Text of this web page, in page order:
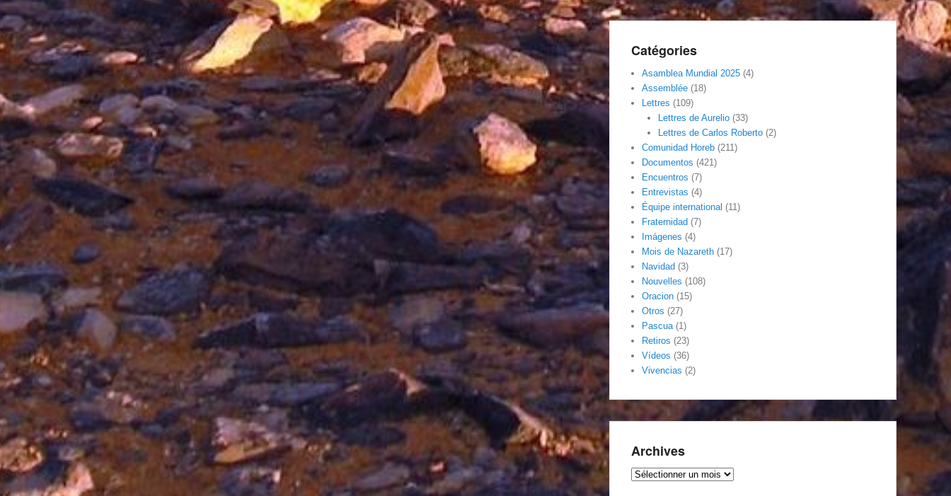
Catégories
Asamblea Mundial 2025 (4)
Assemblée (18)
Lettres (109)
Lettres de Aurelio(33)
Lettres de Carlos Roberto(2)
Comunidad Horeb (211)
Documentos (421)
Encuentros (7)
Entrevistas (4)
Équipe international (11)
Fraternidad (7)
Imágenes (4)
Mois de Nazareth (17)
Navidad (3)
Nouvelles (108)
Oracion (15)
Otros (27)
Pascua(1)
Retiros (23)
Vídeos (36)
Vivencias (2)
Archives
Archives